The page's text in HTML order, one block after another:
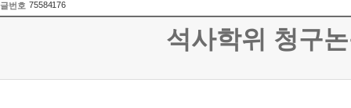
글번호 75584176
석사학위 청구